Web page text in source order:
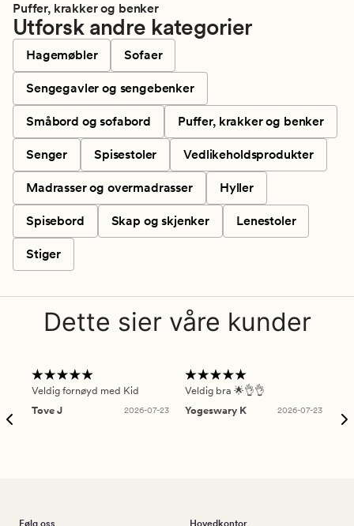
Puffer, krakker og benker
Utforsk andre kategorier
Hagemøbler Sofaer
Sengegavler og sengebenker
Småbord og sofabord Puffer, krakker og benker
Senger Spisestoler Vedlikeholdsprodukter
Madrasser og overmadrasser Hyller
Spisebord Skap og skjenker Lenestoler
Stiger
Dette sier våre kunder
Veldig fornøyd med Kid
Tove J
2026-07-23
Veldig bra 🌟👌👌
Yogeswary K
2026-07-23
Følg oss Hovedkontor